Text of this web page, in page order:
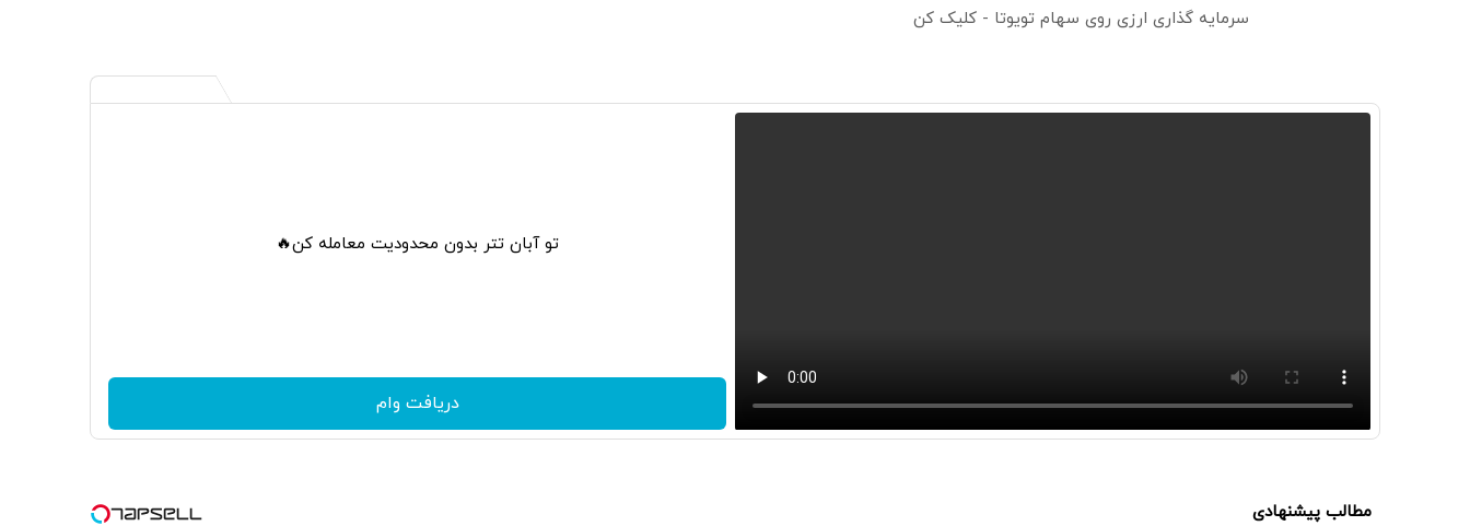
سرمایه گذاری ارزی روی سهام تویوتا - کلیک کن
تو آبان تتر بدون محدودیت معامله کن🔥
دریافت وام
مطالب پیشنهادی